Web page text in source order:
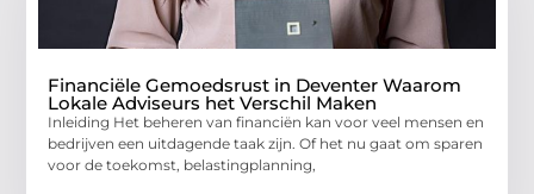
Financiële Gemoedsrust in Deventer Waarom
Lokale Adviseurs het Verschil Maken
Inleiding Het beheren van financiën kan voor veel mensen en
bedrijven een uitdagende taak zijn. Of het nu gaat om sparen
voor de toekomst, belastingplanning,